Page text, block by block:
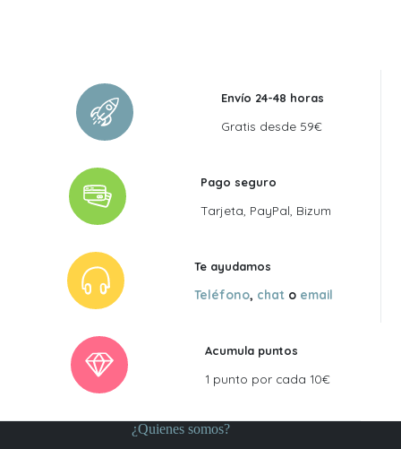
Envío 24-48 horas
Gratis desde 59€
Pago seguro
Tarjeta, PayPal, Bizum
Te ayudamos
Teléfono, chat o email
Acumula puntos
1 punto por cada 10€
¿Quienes somos?